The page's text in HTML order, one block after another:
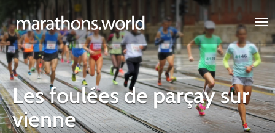
marathons.world
Les foulées de parçay sur
vienne